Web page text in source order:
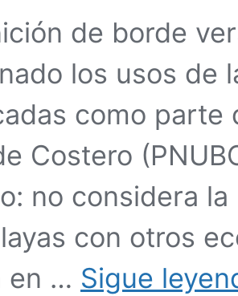
de borde
los usos de
como parte
Costero
no considera
con otros
en … Sigue